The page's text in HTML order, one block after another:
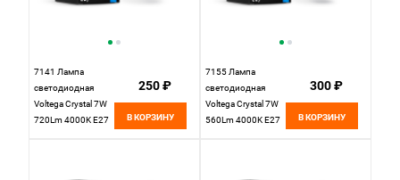
7141 Лампа
светодиодная
Voltega Crystal 7W
720Lm 4000K E27
250 ₽
В КОРЗИНУ
7155 Лампа
светодиодная
Voltega Crystal 7W
560Lm 4000K E27
300 ₽
В КОРЗИНУ